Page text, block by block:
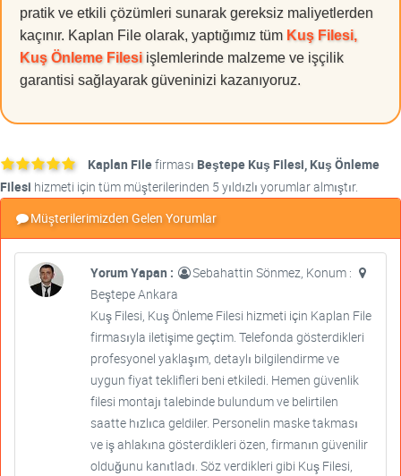
pratik ve etkili çözümleri sunarak gereksiz maliyetlerden
kaçınır. Kaplan File olarak, yaptığımız tüm Kuş Filesi,
Kuş Önleme Filesi işlemlerinde malzeme ve işçilik
garantisi sağlayarak güveninizi kazanıyoruz.
Kaplan Filefirması Beştepe Kuş Filesi, Kuş Önleme
Filesi hizmeti için tüm müşterilerinden 5 yıldızlı yorumlar almıştır.
Müşterilerimizden Gelen Yorumlar
Yorum Yapan :
Sebahattin Sönmez, Konum :
Beştepe Ankara
Kuş Filesi, Kuş Önleme Filesi hizmeti için Kaplan File
firmasıyla iletişime geçtim. Telefonda gösterdikleri
profesyonel yaklaşım, detaylı bilgilendirme ve
uygun fiyat teklifleri beni etkiledi. Hemen güvenlik
filesi montajı talebinde bulundum ve belirtilen
saatte hızlıca geldiler. Personelin maske takması
ve iş ahlakına gösterdikleri özen, firmanın güvenilir
olduğunu kanıtladı. Söz verdikleri gibi Kuş Filesi,